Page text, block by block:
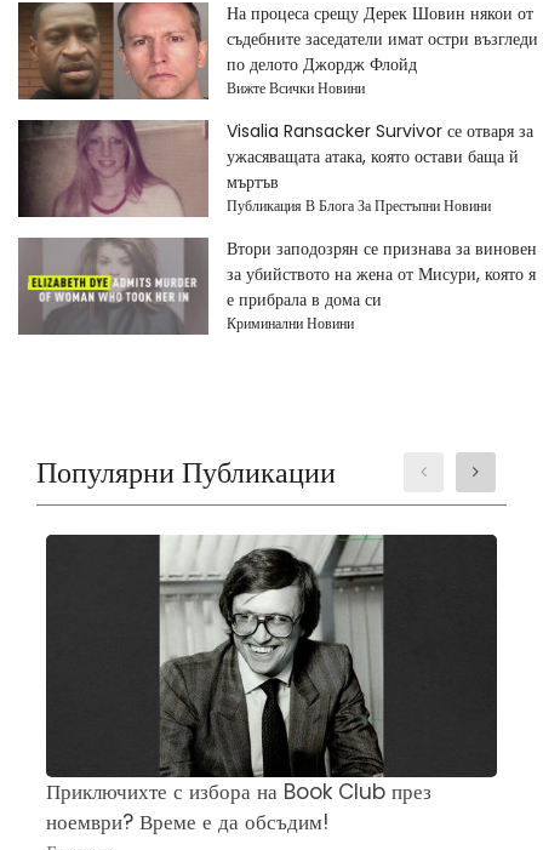
На процеса срещу Дерек Шовин някои от
съдебните заседатели имат остри възгледи
по делото Джордж Флойд
Вижте Всички Новини
Visalia Ransacker Survivor се отваря за
ужасяващата атака, която остави баща й
мъртъв
Публикация В Блога За Престъпни Новини
Втори заподозрян се признава за виновен
за убийството на жена от Мисури, която я
е прибрала в дома си
Криминални Новини
Популярни Публикации
Приключихте с избора на Book Club през
ноември? Време е да обсъдим!